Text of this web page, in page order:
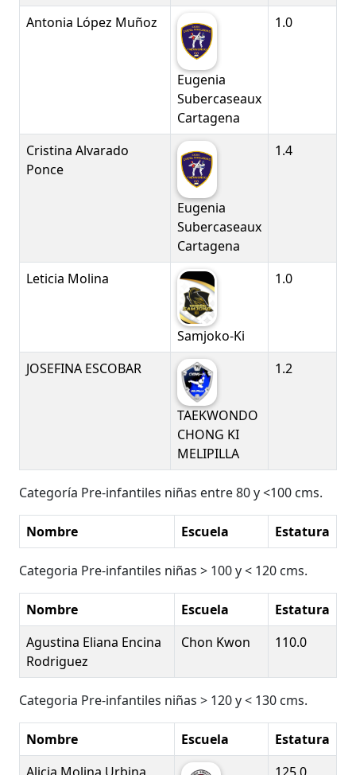
Antonia López Muñoz
Eugenia
Subercaseaux
Cartagena
1.0
Cristina Alvarado
Ponce
Eugenia
Subercaseaux
Cartagena
1.4
Leticia Molina
Samjoko-Ki
1.0
JOSEFINA ESCOBAR
TAEKWONDO
CHONG KI
MELIPILLA
1.2
Categoría Pre-infantiles niñas entre 80 y <100 cms.
Nombre Escuela Estatura
Categoria Pre-infantiles niñas > 100 y < 120 cms.
Nombre Escuela
Estatura
Agustina Eliana Encina
Rodriguez
Chon Kwon 110.0
Categoria Pre-infantiles niñas > 120 y < 130 cms.
Nombre Escuela
Estatura